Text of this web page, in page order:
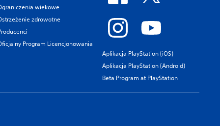
wiekowe
zdrowotne
Program Licencjonowania
Aplikacja PlayStation (iOS)
Aplikacja PlayStation (Android)
Beta Program at PlayStation